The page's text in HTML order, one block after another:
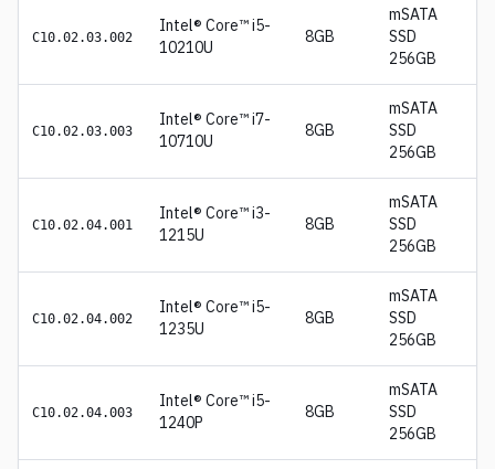
C10.02.03.002
Intel® Core™ i5-
10210U
8GB
mSATA
SSD
256GB
C10.02.03.003
Intel® Core™ i7-
10710U
8GB
mSATA
SSD
256GB
C10.02.04.001
Intel® Core™ i3-
1215U
8GB
mSATA
SSD
256GB
C10.02.04.002
Intel® Core™ i5-
1235U
8GB
mSATA
SSD
256GB
C10.02.04.003
Intel® Core™ i5-
1240P
8GB
mSATA
SSD
256GB